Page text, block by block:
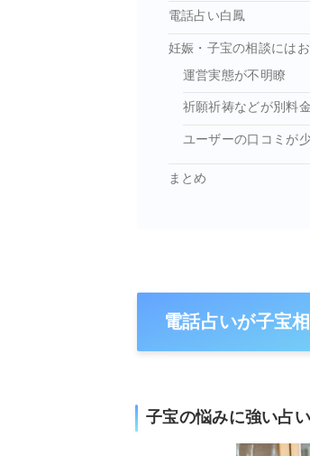
電話占い白鳳
妊娠・子宝の相談には
運営実態が不明瞭
祈願祈祷などが別料金
ユーザーの口コミが
まとめ
電話占いが子宝
子宝の悩みに強い占